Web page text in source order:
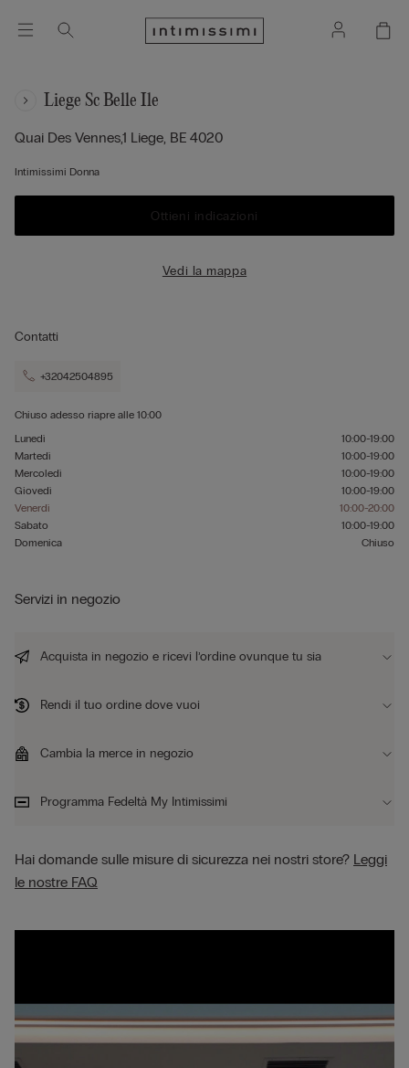
Liege Sc Belle Ile
Quai Des Vennes,1 Liege, BE 4020
Intimissimi Donna
Ottieni indicazioni
Vedi la mappa
Contatti
+32042504895
Chiuso adesso riapre alle 10:00
Lunedì
10:00-19:00
Martedì
10:00-19:00
Mercoledì
10:00-19:00
Giovedì
10:00-19:00
Venerdì
10:00-20:00
Sabato
10:00-19:00
Domenica
Chiuso
Servizi in negozio
Acquista in negozio e ricevi l’ordine ovunque tu sia
Rendi il tuo ordine dove vuoi
Cambia la merce in negozio
Programma Fedeltà My Intimissimi
Hai domande sulle misure di sicurezza nei nostri store? Leggi
le nostre FAQ